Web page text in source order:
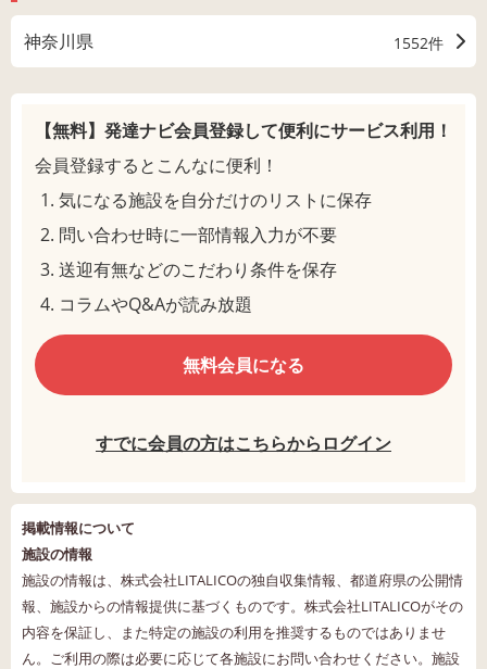
神奈川県 1552件
【無料】発達ナビ会員登録して便利にサービス利用！
会員登録するとこんなに便利！
気になる施設を自分だけのリストに保存
問い合わせ時に一部情報入力が不要
送迎有無などのこだわり条件を保存
コラムやQ&Aが読み放題
無料会員になる
すでに会員の方はこちらからログイン
掲載情報について
施設の情報
施設の情報は、株式会社LITALICOの独自収集情報、都道府県の公開情
報、施設からの情報提供に基づくものです。株式会社LITALICOがその
内容を保証し、また特定の施設の利用を推奨するものではありませ
ん。ご利用の際は必要に応じて各施設にお問い合わせください。施設